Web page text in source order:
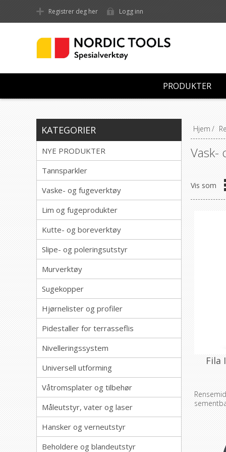
Registrer deg her Logg inn
PRODUKTER
Hjem /
Vask-
Vis som
Fila
KATEGORIER
NYE PRODUKTER
Tannsparkler
Vaske- og fugeverktøy
Lim og fugeprodukter
Kutte- og boreverktøy
Slipe- og poleringsutstyr
Murverktøy
Sugekopper
Hjørnelister og profiler
Pidestaller for terrasseflis
Nivelleringssystem
Universell utforming
Våtromsplater og tilbehør
Måleutstyr, vater og laser
Hansker og verneutstyr
Beholdere og blandeutstyr